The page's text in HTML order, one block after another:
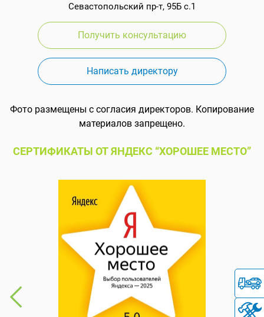
Севастопольский пр-т, 95Б с.1
Получить консультацию
Написать директору
Фото размещены с согласия директоров. Копирование
материалов запрещено.
СЕРТИФИКАТЫ ОТ ЯНДЕКС “ХОРОШЕЕ МЕСТО”